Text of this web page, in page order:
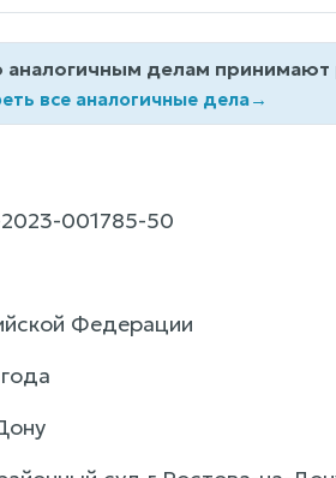
аналогичным делам
все аналогичные дела→
001785-50
Федерации